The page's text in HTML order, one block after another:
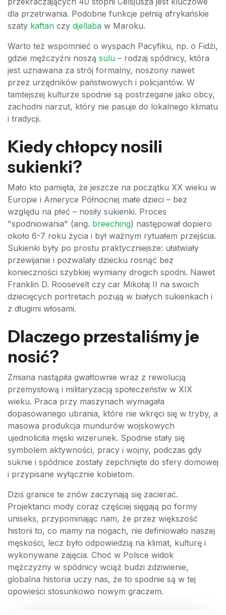
dla przetrwania. Podobne funkcje pełnią afrykańskie
szaty kaftan czy djellaba w Maroku.
Warto też wspomnieć o wyspach Pacyfiku, np. o Fidżi,
gdzie mężczyźni noszą sulu – rodzaj spódnicy, która
jest uznawana za strój formalny, noszony nawet
przez urzędników państwowych i policjantów. W
tamtejszej kulturze spodnie są postrzegane jako obcy,
zachodni narzut, który nie pasuje do lokalnego klimatu
i tradycji.
Kiedy chłopcy nosili
sukienki?
Mało kto pamięta, że jeszcze na początku XX wieku w
Europie i Ameryce Północnej małe dzieci – bez
względu na płeć – nosiły sukienki. Proces
"spodniowania" (ang. breeching) następował dopiero
około 6-7 roku życia i był ważnym rytuałem przejścia.
Sukienki były po prostu praktyczniejsze: ułatwiały
przewijanie i pozwalały dziecku rosnąć bez
konieczności szybkiej wymiany drogich spodni. Nawet
Franklin D. Roosevelt czy car Mikołaj II na swoich
dziecięcych portretach pozują w białych sukienkach i
z długimi włosami.
Dlaczego przestaliśmy je
nosić?
Zmiana nastąpiła gwałtownie wraz z rewolucją
przemysłową i militaryzacją społeczeństw w XIX
wieku. Praca przy maszynach wymagała
dopasowanego ubrania, które nie wkręci się w tryby, a
masowa produkcja mundurów wojskowych
ujednoliciła męski wizerunek. Spodnie stały się
symbolem aktywności, pracy i wojny, podczas gdy
suknie i spódnice zostały zepchnięte do sfery domowej
i przypisane wyłącznie kobietom.
Dziś granice te znów zaczynają się zacierać.
Projektanci mody coraz częściej sięgają po formy
uniseks, przypominając nam, że przez większość
historii to, co mamy na nogach, nie definiowało naszej
męskości, lecz było odpowiedzią na klimat, kulturę i
wykonywane zajęcia. Choć w Polsce widok
mężczyzny w spódnicy wciąż budzi zdziwienie,
globalna historia uczy nas, że to spodnie są w tej
opowieści stosunkowo nowym graczem.